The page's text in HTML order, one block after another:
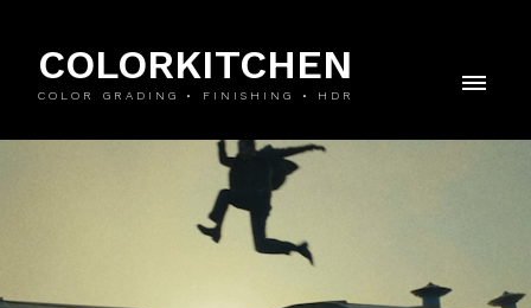
COLORKITCHEN
COLOR GRADING • FINISHING • HDR